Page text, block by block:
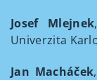
Josef Mlejnek
Univerzita
Jan Macháček